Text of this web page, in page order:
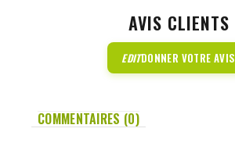
AVIS CLIENTS
EDITDONNER VOTRE AVIS
COMMENTAIRES (0)